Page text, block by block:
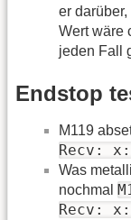
er
Wert wäre
jeden Fall
Endstop
M119
Recv:
Was
nochmal
Recv: